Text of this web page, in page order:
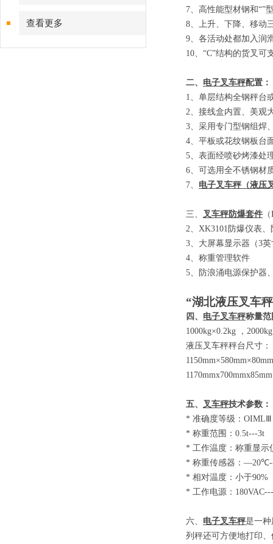
查看更多
7、 高性能型材钢和“”
8、 上升、下降、移动
9、 各活动处都加入润
10、 “C”结构的货叉可
二、 电子叉车秤配置：
1、单层结构全钢秤台
2、接线盒内置、美观
3、采用专门型钢组焊
4、平板或花纹钢板台
5、表面经喷砂烤漆处
6、可选用全不锈钢材
7、 电子叉车秤 （液压
三、 叉车秤防爆套件
2、 XK3101 防爆仪表
3、大屏幕显示器 （3英
4、称重管理软件
5、防浪涌电源保护器
“湖北液压叉车
四、 电子叉车秤称量范
1000kg×0.2kg
，
液压叉车秤秤台尺寸：
1150mm×580mm×80mm
1170mmx700mmx85mm
五、 叉车秤技术参数 ：
* 准确度等级：
* 称重范围：
* 工作温度：称重显示
* 称重传感器：
* 相对温度：小于
* 工作电源：
六、 电子叉车秤是一
列秤还可方便地打印